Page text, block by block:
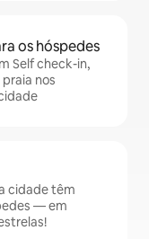
os hóspedes
Self check-in,
nos
cidade têm
— em